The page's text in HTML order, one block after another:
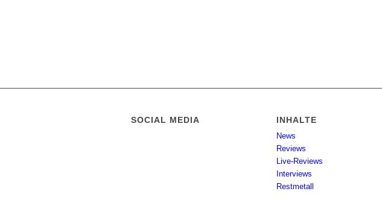
SOCIAL MEDIA INHALTE
News
Reviews
Live-Reviews
Interviews
Restmetall